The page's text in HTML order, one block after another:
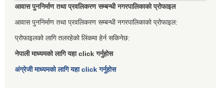
आवास पुननिर्माण तथा प्रवलिकरण सम्बन्धी नगरपालिकाको प्रोफाइल
आवास पुननिर्माण तथा प्रवलिकरण सम्बन्धी नगरपालिकाको प्रोफाइल:
प्रोफाइलको लागि तलरहेको लिंकमा हेर्न सकिनेछ:
नेपाली माध्यमको लागि यहा click गर्नुहोस
अंग्रेजी माध्यमको लागि यहा click गर्नुहोस